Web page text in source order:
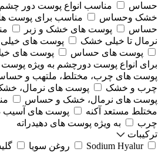
حساس
مناسب انواع پوست دور چشم
خشک وحساس
مناسب برای پوست
حساس
پوست های خشک و زبر
نرمال تا خیلی خشک
پوست های
پوست های حساس
پوست های
برای انواع پوست دورچشم به ویژه
پوست های چرب، مختلط، ملتهب و
چرب و خشک
پوست های نرمال، خشک
پوست های نرمال، خشک و حساس
مختلط مستعد آکنه
پوست های آسیب
چرب
به ویژه پوست های دهیدراته
ترکیبات
Sodium Hyalur
روغن سویا